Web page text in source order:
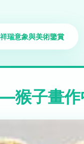
瑞意象與美術鑒賞
子畫作